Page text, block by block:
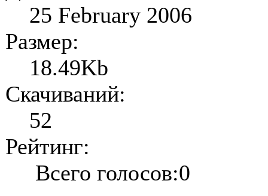
25 February 2006
Размер:
18.49Kb
Скачиваний:
52
Рейтинг:
Всего голосов:0